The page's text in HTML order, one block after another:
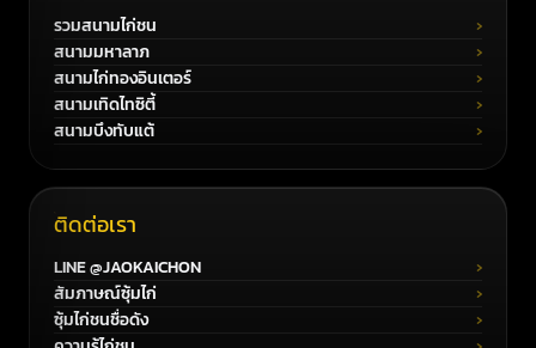
รวมสนามไก่ชน
สนามมหาลาภ
สนามไก่ทองอินเตอร์
สนามเทิดไทซิตี้
สนามบึงทับแต้
ติดต่อเรา
LINE @JAOKAICHON
สัมภาษณ์ซุ้มไก่
ซุ้มไก่ชนชื่อดัง